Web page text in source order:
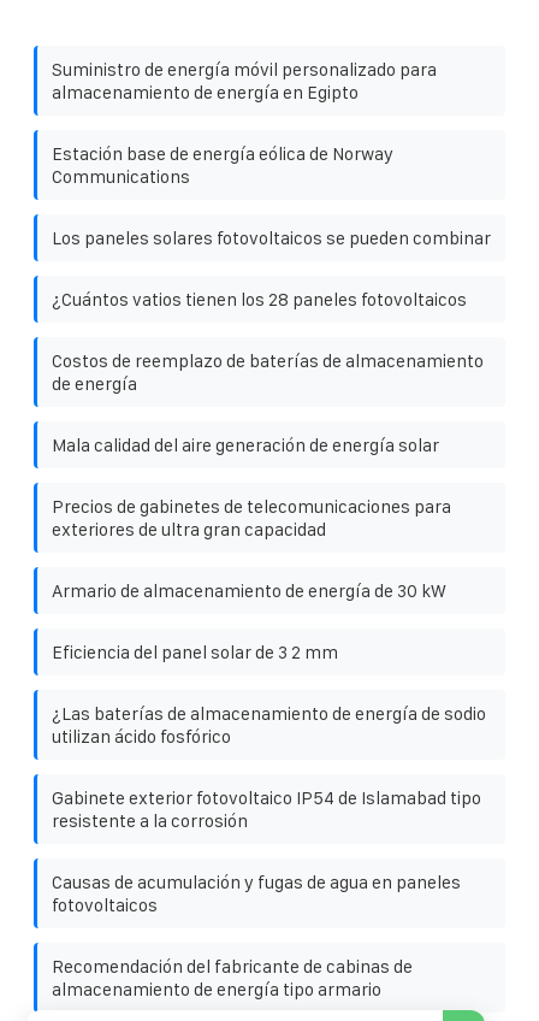
Suministro de energía móvil personalizado para
almacenamiento de energía en Egipto
Estación base de energía eólica de Norway
Communications
Los paneles solares fotovoltaicos se pueden combinar
¿Cuántos vatios tienen los 28 paneles fotovoltaicos
Costos de reemplazo de baterías de almacenamiento
de energía
Mala calidad del aire generación de energía solar
Precios de gabinetes de telecomunicaciones para
exteriores de ultra gran capacidad
Armario de almacenamiento de energía de 30 kW
Eficiencia del panel solar de 3 2 mm
¿Las baterías de almacenamiento de energía de sodio
utilizan ácido fosfórico
Gabinete exterior fotovoltaico IP54 de Islamabad tipo
resistente a la corrosión
Causas de acumulación y fugas de agua en paneles
fotovoltaicos
Recomendación del fabricante de cabinas de
almacenamiento de energía tipo armario